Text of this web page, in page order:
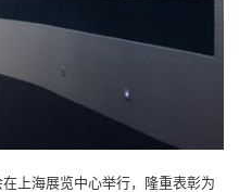
上海展览中心举行，隆重表彰为